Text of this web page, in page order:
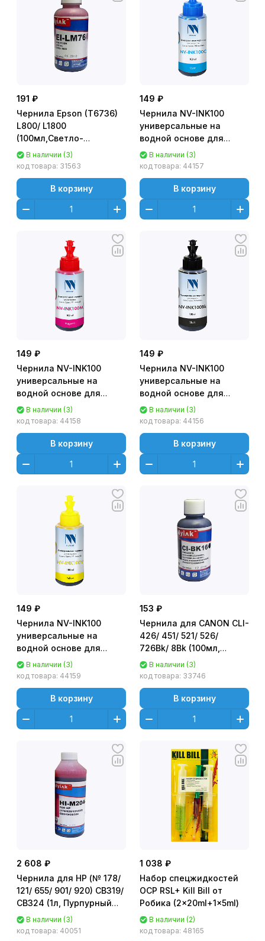
191 ₽
Чернила Epson (T6736)
L800/ L1800
(100мл,Светло-
Пурпурный (Light
Magenta)) EI-LM76 MyInk
В наличии (3)
код товара: 31563
В корзину
149 ₽
Чернила NV-INK100
универсальные на
водной основе для
аппаратов Canon/
Epson/ HP/ Lexmark
NV-Print
В наличии (3)
код товара: 44157
В корзину
149 ₽
Чернила NV-INK100
универсальные на
водной основе для
аппаратов Canon/
Epson/ HP/ Lexmark
(Magenta)) NV-Print
В наличии (3)
код товара: 44158
В корзину
149 ₽
Чернила NV-INK100
универсальные на
водной основе для
аппаратов Canon/
Epson/ HP/ Lexmark
NV-Print
В наличии (3)
код товара: 44156
В корзину
149 ₽
Чернила NV-INK100
универсальные на
водной основе для
аппаратов Сanon/
Epson/НР/Lexmark
NV-Print
В наличии (3)
код товара: 44159
В корзину
153 ₽
Чернила для CANON CLI-
426/ 451/ 521/ 526/
726Bk/ 8Bk (100мл,
Черный (Black)) CI-BK16
Gloria™ MyInk
В наличии (3)
код товара: 33746
В корзину
2 608 ₽
Чернила для HP (№ 178/
121/ 655/ 901/ 920) CB319/
CB324 (1л, Пурпурный
(Magenta),
водорастворимые) HI-
В наличии (3)
код товара: 40051
1 038 ₽
Набор спецжидкостей
OCP RSL+ Kill Bill от
Робика (2x20ml+1x5ml)
В наличии (2)
код товара: 48165